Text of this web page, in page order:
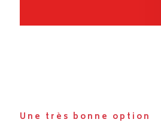
Une très bonne option